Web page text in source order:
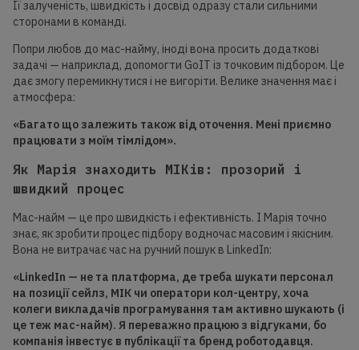
Її залученість, швидкість і досвід одразу стали сильними
сторонами в команді.
Попри любов до мас-найму, іноді вона просить додаткові
задачі — наприклад, допомогти GoIT із точковим підбором. Це
дає змогу перемикнутися і не вигоріти. Велике значення має і
атмосфера:
«Багато що залежить також від оточення. Мені приємно
працювати з моїм тімлідом».
Як Марія знаходить МІКів: прозорий і
швидкий процес
Мас-найм — це про швидкість і ефективність. І Марія точно
знає, як зробити процес підбору водночас масовим і якісним.
Вона не витрачає час на ручний пошук в LinkedIn:
«LinkedIn — не та платформа, де треба шукати персонал
на позиції сейлз, МІК чи оператори кол-центру, хоча
колеги викладачів програмування там активно шукають (і
це теж мас-найм). Я переважно працюю з відгуками, бо
компанія інвестує в публікації та бренд роботодавця.